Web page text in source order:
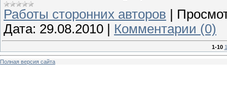
Работы сторонних авторов |
Дата: 29.08.2010 | Комментарии (0)
1-10
Полная версия сайта